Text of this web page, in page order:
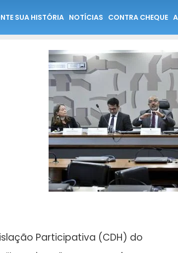
SUA HISTÓRIA NOTÍCIAS CONTRA CHEQUE
Participativa (CDH) do